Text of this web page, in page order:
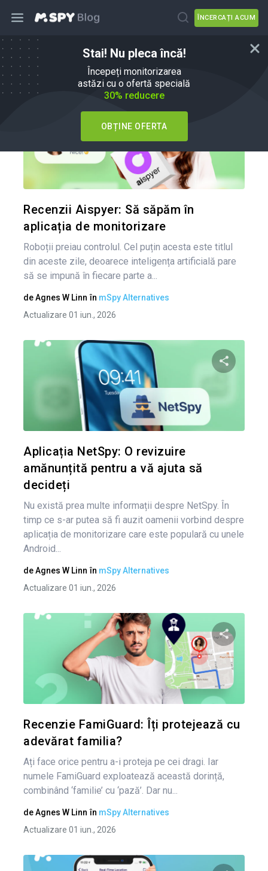
ÎNCERCAȚI ACUM
Stai! Nu pleca încă!
Începeți monitorizarea
astăzi cu o ofertă specială
30% reducere
OBȚINE OFERTA
mSpy Alternative
Recenzii Aispyer: Să săpăm în
aplicația de monitorizare
Roboții preiau controlul. Cel puțin acesta este titlul
din aceste zile, deoarece inteligența artificială pare
să se impună în fiecare parte a...
deAgnes W Linn în mSpy Alternatives
Actualizare 01 iun., 2026
Aplicația NetSpy: O revizuire
amănunțită pentru a vă ajuta să
decideți
Nu există prea multe informații despre NetSpy. În
timp ce s-ar putea să fi auzit oamenii vorbind despre
aplicația de monitorizare care este populară cu unele
Android...
deAgnes W Linn în mSpy Alternatives
Actualizare 01 iun., 2026
Condividi
Recenzie FamiGuard: Îți protejează cu
adevărat familia?
Ați face orice pentru a-i proteja pe cei dragi. Iar
numele FamiGuard exploatează această dorință,
combinând ‘familie’ cu ‘pază’. Dar nu...
deAgnes W Linn în mSpy Alternatives
Actualizare 01 iun., 2026